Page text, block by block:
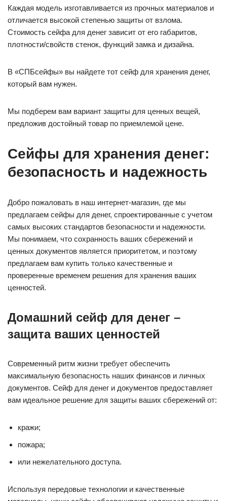
Каждая модель изготавливается из прочных материалов и
отличается высокой степенью защиты от взлома.
Стоимость сейфа для денег зависит от его габаритов,
плотности/свойств стенок, функций замка и дизайна.
В «СПБсейфы» вы найдете тот сейф для хранения денег,
который вам нужен.
Мы подберем вам вариант защиты для ценных вещей,
предложив достойный товар по приемлемой цене.
Сейфы для хранения денег:
безопасность и надежность
Добро пожаловать в наш интернет-магазин, где мы
предлагаем сейфы для денег, спроектированные с учетом
самых высоких стандартов безопасности и надежности.
Мы понимаем, что сохранность ваших сбережений и
ценных документов является приоритетом, и поэтому
предлагаем вам купить только качественные и
проверенные временем решения для хранения ваших
ценностей.
Домашний сейф для денег –
защита ваших ценностей
Современный ритм жизни требует обеспечить
максимальную безопасность наших финансов и личных
документов. Сейф для денег и документов предоставляет
вам идеальное решение для защиты ваших сбережений от:
кражи;
пожара;
или нежелательного доступа.
Используя передовые технологии и качественные